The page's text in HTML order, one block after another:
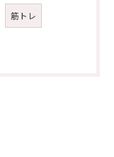
筋トレ